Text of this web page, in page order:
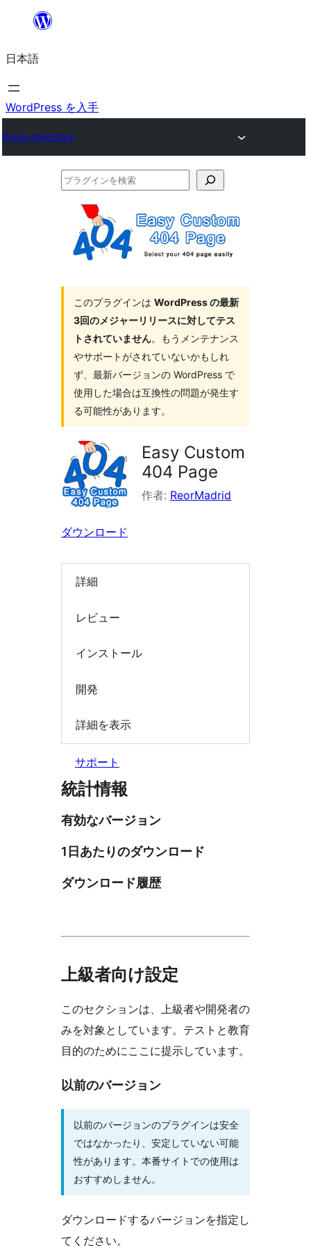
を
ス
キ
プ
日本語
WordPress を入手
Plugin Directory
プ
を
このプラグインは WordPress の最新
3回のメジャーリリースに対してテス
トされていません。もうメンテナンス
やサポートがされていないかもしれ
ず、最新バージョンの WordPress で
使用した場合は互換性の問題が発生す
る可能性があります。
Easy Custom
404 Page
作者: ReorMadrid
ダウンロード
詳細
レビュー
インストール
開発
詳細を表示
サポート
統計情報
有効なバージョン
1日あたりのダウンロード
ダウンロード履歴
上級者向け設定
このセクションは、上級者や開発者の
みを対象としています。テストと教育
目的のためにここに提示しています。
以前のバージョン
以前のバージョンのプラグインは安全
ではなかったり、安定していない可能
性があります。本番サイトでの使用は
おすすめしません。
ダウンロードするバージョンを指定し
てください。